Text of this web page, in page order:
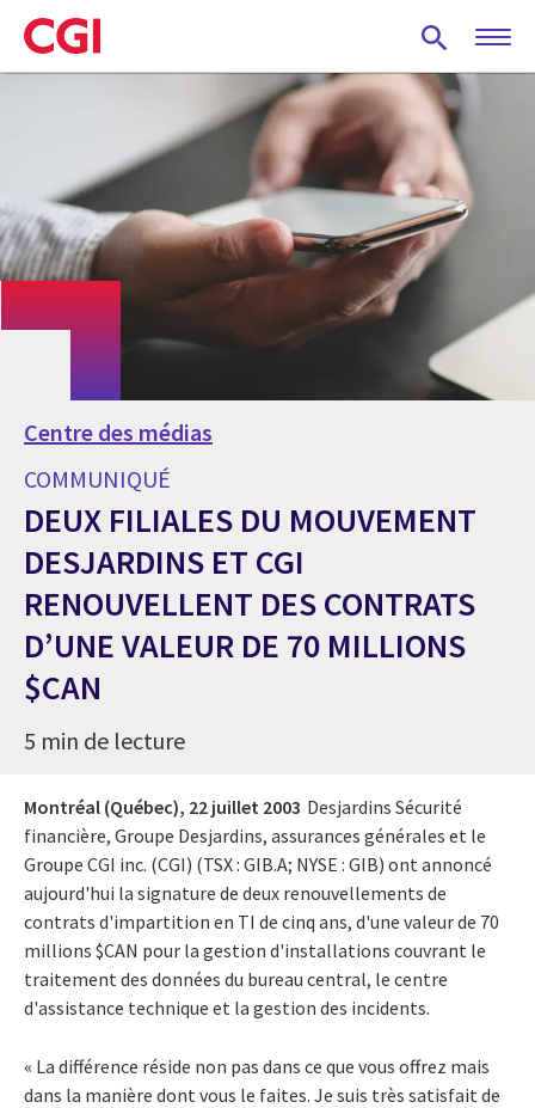
Skip
to
main
Centre des médias
COMMUNIQUÉ
DEUX FILIALES DU MOUVEMENT
DESJARDINS ET CGI
RENOUVELLENT DES CONTRATS
D’UNE VALEUR DE 70 MILLIONS
$CAN
5 min de lecture
Montréal (Québec), 22 juillet 2003 Desjardins Sécurité
financière, Groupe Desjardins, assurances générales et le
Groupe CGI inc. (CGI) (TSX : GIB.A; NYSE : GIB) ont annoncé
aujourd'hui la signature de deux renouvellements de
contrats d'impartition en TI de cinq ans, d'une valeur de 70
millions $CAN pour la gestion d'installations couvrant le
traitement des données du bureau central, le centre
d'assistance technique et la gestion des incidents.
« La différence réside non pas dans ce que vous offrez mais
dans la manière dont vous le faites. Je suis très satisfait de